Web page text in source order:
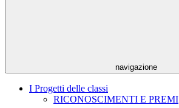
navigazione
I Progetti delle classi
RICONOSCIMENTI E PREMI